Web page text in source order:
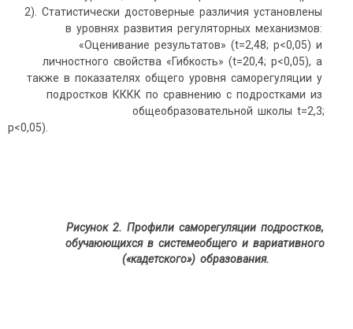
2). Статистически достоверные различия установлены
в уровнях развития регуляторных механизмов:
«Оценивание результатов» (t=2,48; р<0,05) и
личностного свойства «Гибкость» (t=20,4; р<0,05), а
также в показателях общего уровня саморегуляции у
подростков КККК по сравнению с подростками из
общеобразовательной школы t=2,3;
р<0,05).
Рисунок 2. Профили саморегуляции подростков,
обучаюющихся в системеобщего и вариативного
(«кадетского») образования.